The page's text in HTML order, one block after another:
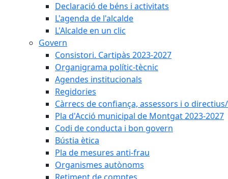
Declaració de béns i activitats
L'agenda de l'alcalde
L'Alcalde en un clic
Govern
Consistori. Cartipàs 2023-2027
Organigrama polític-tècnic
Agendes institucionals
Regidories
Càrrecs de confiança, assessors i o
Pla d'Acció municipal de Montgat 2023-2027
Codi de conducta i bon govern
Bústia ètica
Pla de mesures anti-frau
Organismes autònoms